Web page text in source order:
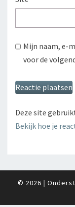
Mijn naam, e-
voor de
Deze site
Bekijk hoe je
© 2026 |